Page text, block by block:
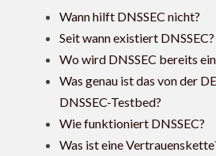
Wann hilft DNSSEC nicht?
Seit wann existiert DNSSEC?
Wo wird DNSSEC bereits
Was genau ist das von der
DNSSEC-Testbed?
Wie funktioniert DNSSEC?
Was ist eine